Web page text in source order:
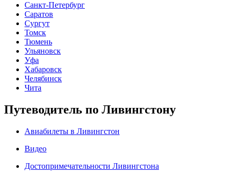
Санкт-Петербург
Саратов
Сургут
Томск
Тюмень
Ульяновск
Уфа
Хабаровск
Челябинск
Чита
Путеводитель по Ливингстону
Авиабилеты в Ливингстон
Видео
Достопримечательности Ливингстона